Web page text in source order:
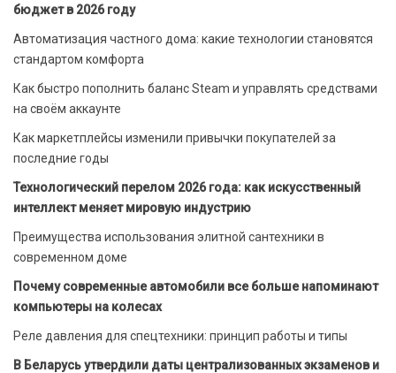
бюджет в 2026 году
Автоматизация частного дома: какие технологии становятся
стандартом комфорта
Как быстро пополнить баланс Steam и управлять средствами
на своём аккаунте
Как маркетплейсы изменили привычки покупателей за
последние годы
Технологический перелом 2026 года: как искусственный
интеллект меняет мировую индустрию
Преимущества использования элитной сантехники в
современном доме
Почему современные автомобили все больше напоминают
компьютеры на колесах
Реле давления для спецтехники: принцип работы и типы
В Беларусь утвердили даты централизованных экзаменов и